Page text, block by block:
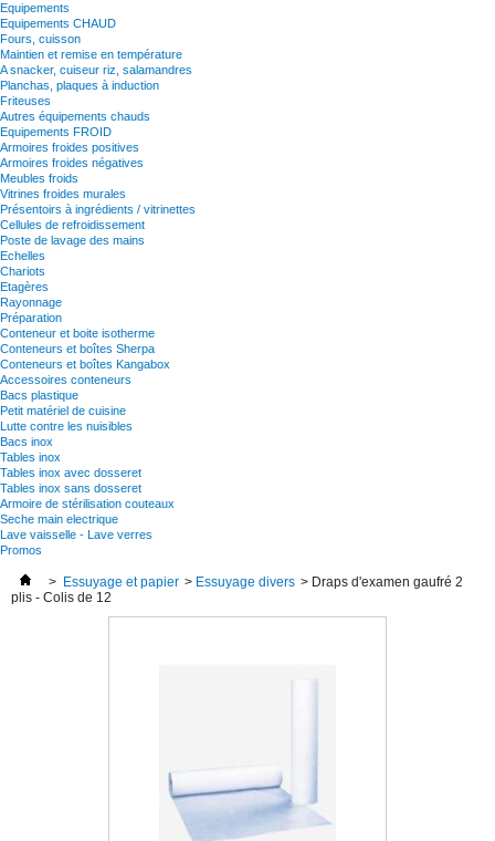
Equipements
Equipements CHAUD
Fours, cuisson
Maintien et remise en température
A snacker, cuiseur riz, salamandres
Planchas, plaques à induction
Friteuses
Autres équipements chauds
Equipements FROID
Armoires froides positives
Armoires froides négatives
Meubles froids
Vitrines froides murales
Présentoirs à ingrédients / vitrinettes
Cellules de refroidissement
Poste de lavage des mains
Echelles
Chariots
Etagères
Rayonnage
Préparation
Conteneur et boite isotherme
Conteneurs et boîtes Sherpa
Conteneurs et boîtes Kangabox
Accessoires conteneurs
Bacs plastique
Petit matériel de cuisine
Lutte contre les nuisibles
Bacs inox
Tables inox
Tables inox avec dosseret
Tables inox sans dosseret
Armoire de stérilisation couteaux
Seche main electrique
Lave vaisselle - Lave verres
Promos
> Essuyage et papier > Essuyage divers > Draps d'examen gaufré 2
plis - Colis de 12